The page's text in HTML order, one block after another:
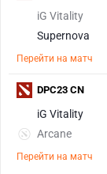
iG Vitality
Supernova
Перейти на матч
iG Vitality
Arcane
Перейти на матч
DPC23 CN